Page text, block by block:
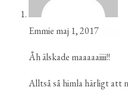
Emmie maj 1, 2017
Åh älskade maaaaaiiii!!
Alltså så himla härligt att